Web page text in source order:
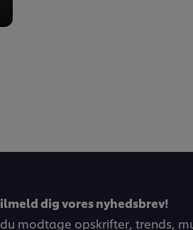
dig vores nyhedsbrev!
modtage opskrifter, trends,